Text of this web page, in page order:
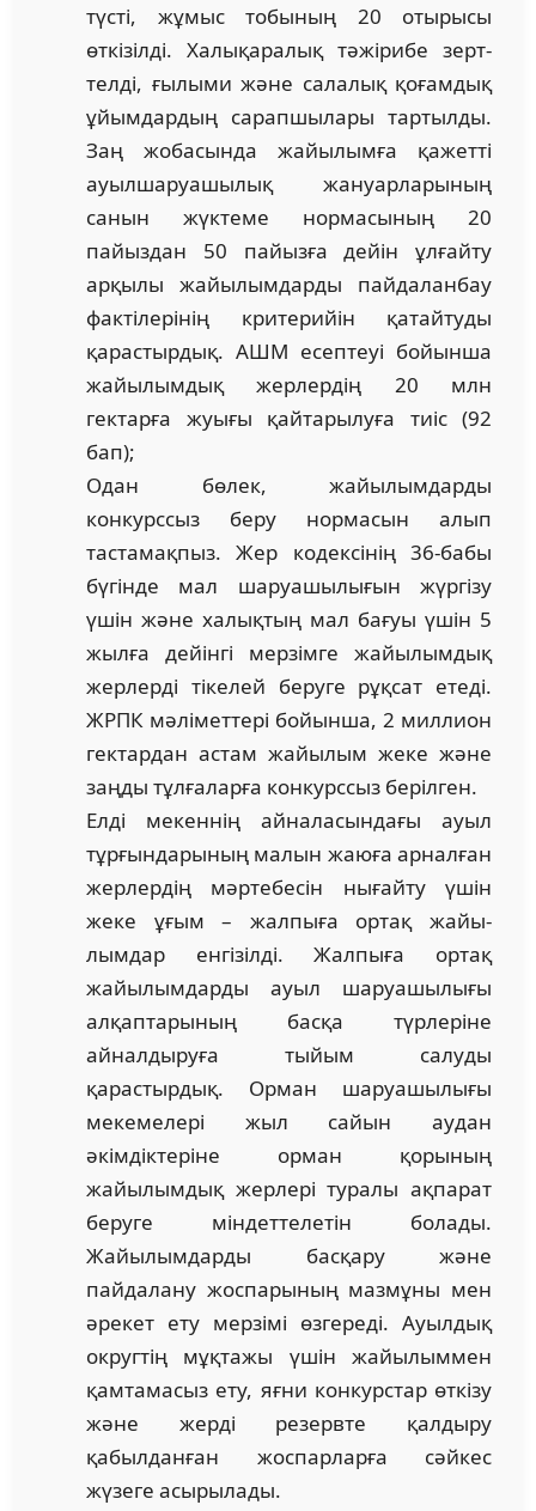
түсті, жұмыс то­бының 20 отырысы
өткізілді. Халықаралық тәжірибе зерт­
телді, ғылыми және салалық қоғамдық
ұйымдардың сарап­шылары тартылды.
Заң жобасында жайылымға қа­жетті
ауылшаруашылық жануарларының
санын жүктеме нор­масының 20
пайыздан 50 пайызға дейін ұлғайту
арқылы жайы­лымдарды пайдаланбау
фактілерінің критерийін қа­тай­туды
қарастырдық. АШМ есеп­теуі бойынша
жайылымдық жерлердің 20 млн
гектарға жуығы қайтарылуға тиіс (92
бап);
Одан бөлек, жайылымдарды
конкурссыз беру нормасын алып
тастамақпыз. Жер кодексінің 36-бабы
бүгінде мал шаруа­шы­лығын жүргізу
үшін және халықтың мал бағуы үшін 5
жылға дейінгі мер­зімге жайылымдық
жерлерді тікелей беруге рұқсат етеді.
ЖРПК мәлі­мет­тері бойынша, 2 миллион
гектардан астам жайылым жеке және
заңды тұл­ға­ларға конкурссыз берілген.
Елді мекеннің айналасындағы ауыл
тұрғындарының малын жаюға арнал­ған
жерлердің мәртебесін нығайту үшін
жеке ұғым – жалпыға ортақ жайы­
лымдар енгізілді. Жалпыға ортақ
жайылымдарды ауыл шаруашылығы
алқап­тарының басқа түрлеріне
айналдыруға тыйым салуды
қарастырдық. Орман шаруашылығы
мекемелерi жыл сайын аудан
әкiмдiктерiне орман қорының
жайылымдық жерлерi туралы ақпарат
беруге мiндеттелетін болады.
Жайылымдарды басқару және
пайдалану жоспарының мазмұны мен
әрекет ету мерзімі өзгереді. Ауылдық
округтің мұқтажы үшін жайылыммен
қам­та­масыз ету, яғни конкурстар өткізу
және жерді резервте қалдыру
қабылданған жос­парларға сәйкес
жүзеге асырылады.